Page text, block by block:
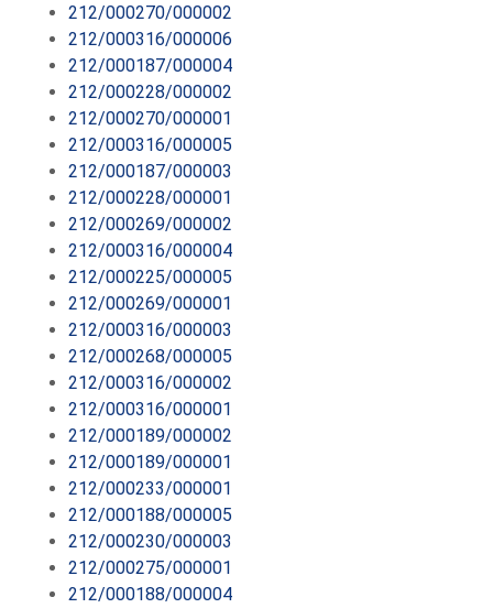
212/000270/000002
212/000316/000006
212/000187/000004
212/000228/000002
212/000270/000001
212/000316/000005
212/000187/000003
212/000228/000001
212/000269/000002
212/000316/000004
212/000225/000005
212/000269/000001
212/000316/000003
212/000268/000005
212/000316/000002
212/000316/000001
212/000189/000002
212/000189/000001
212/000233/000001
212/000188/000005
212/000230/000003
212/000275/000001
212/000188/000004